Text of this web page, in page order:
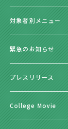
対象者別メニュー
緊急のお知らせ
プレスリリース
College Movie